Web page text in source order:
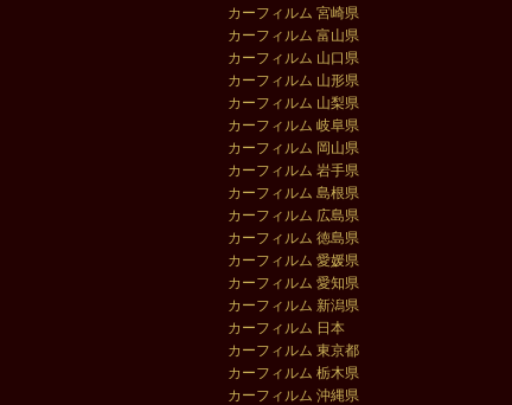
カーフィルム 宮崎県
カーフィルム 富山県
カーフィルム 山口県
カーフィルム 山形県
カーフィルム 山梨県
カーフィルム 岐阜県
カーフィルム 岡山県
カーフィルム 岩手県
カーフィルム 島根県
カーフィルム 広島県
カーフィルム 徳島県
カーフィルム 愛媛県
カーフィルム 愛知県
カーフィルム 新潟県
カーフィルム 日本
カーフィルム 東京都
カーフィルム 栃木県
カーフィルム 沖縄県